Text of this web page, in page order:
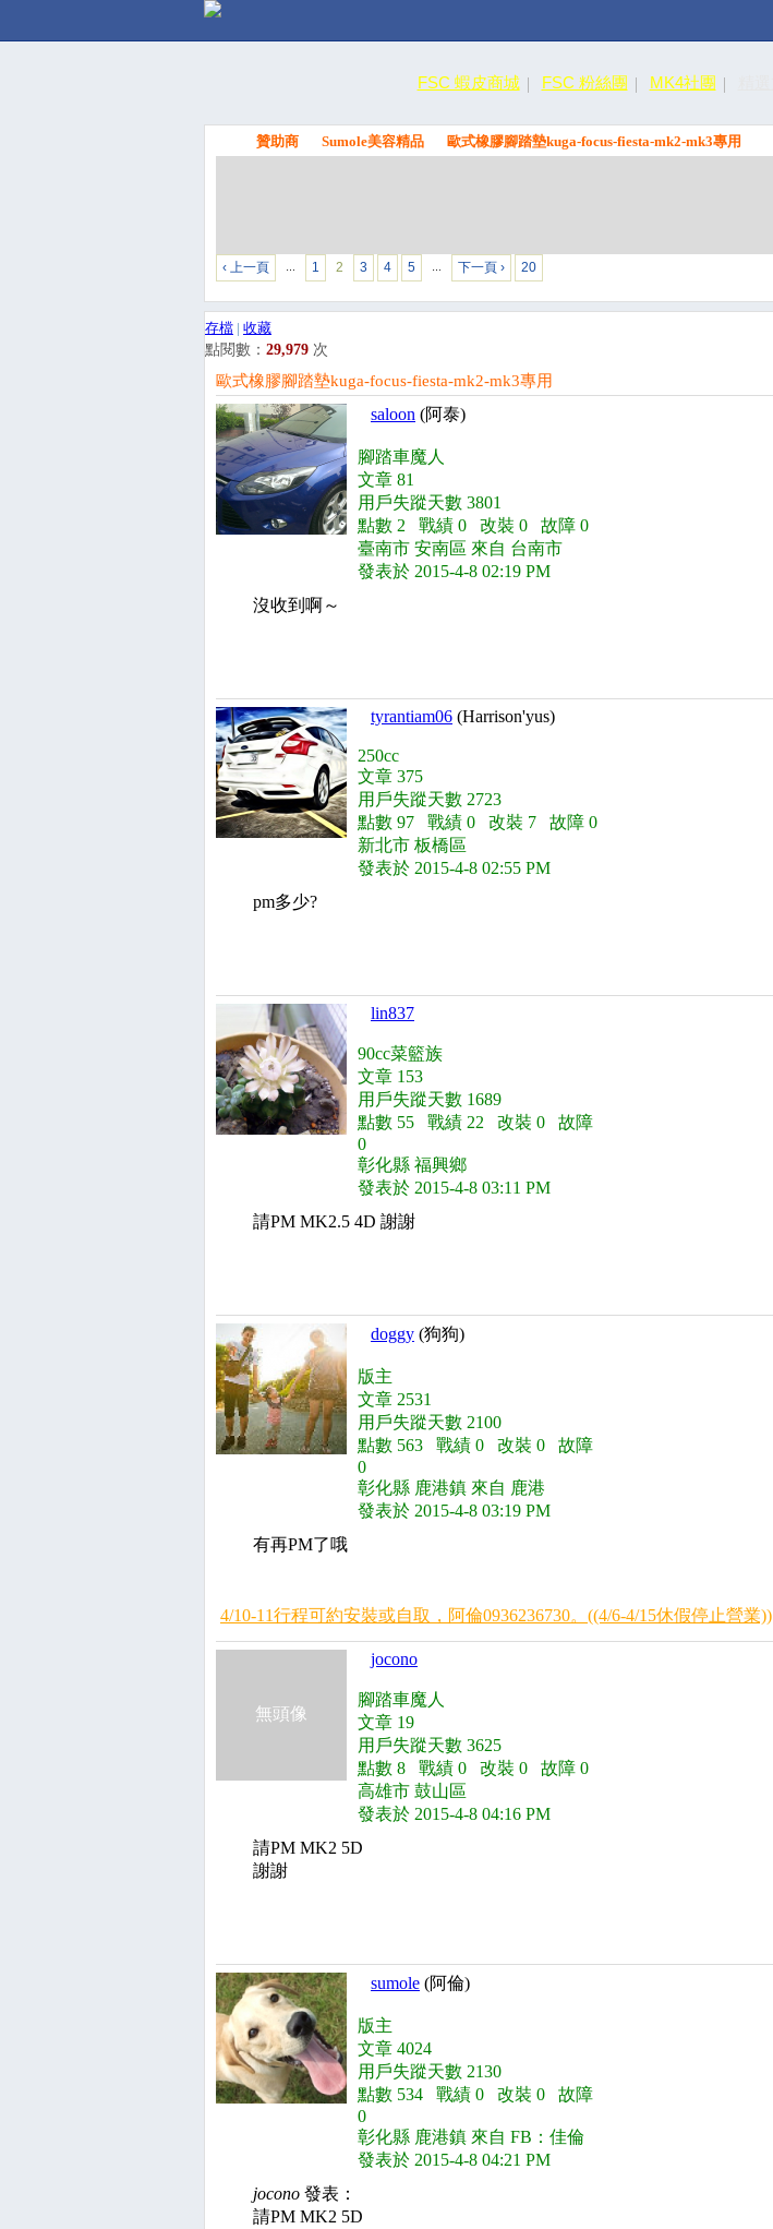
FSC 蝦皮商城 FSC 粉絲團 MK4社團
贊助商 Sumole美容精品 歐式橡膠腳踏墊kuga-focus-fiesta-mk2-mk3專用
‹ 上一頁 … 1 2 3 4 5 … 下一頁 › 20
存檔 | 收藏
點閱數： 29,979 次
歐式橡膠腳踏墊kuga-focus-fiesta-mk2-mk3專用
saloon (阿泰)
腳踏車魔人
文章 81
用戶失蹤天數 3801
點數 2 戰績 0 改裝 0 故障 0
臺南市 安南區 來自 台南市
發表於 2015-4-8 02:19 PM
沒收到啊～
tyrantiam06 (Harrison'yus)
250cc
文章 375
用戶失蹤天數 2723
點數 97 戰績 0 改裝 7 故障 0
新北市 板橋區
發表於 2015-4-8 02:55 PM
pm多少?
lin837
90cc菜籃族
文章 153
用戶失蹤天數 1689
點數 55 戰績 22 改裝 0 故障
0
彰化縣 福興鄉
發表於 2015-4-8 03:11 PM
請PM MK2.5 4D 謝謝
doggy (狗狗)
版主
文章 2531
用戶失蹤天數 2100
點數 563 戰績 0 改裝 0 故障
0
彰化縣 鹿港鎮 來自 鹿港
發表於 2015-4-8 03:19 PM
有再PM了哦
4/10-11行程可約安裝或自取，阿倫0936236730。((4/6-4/15休假停止營業))
無頭像
jocono
腳踏車魔人
文章 19
用戶失蹤天數 3625
點數 8 戰績 0 改裝 0 故障 0
高雄市 鼓山區
發表於 2015-4-8 04:16 PM
請PM MK2 5D
謝謝
sumole (阿倫)
版主
文章 4024
用戶失蹤天數 2130
點數 534 戰績 0 改裝 0 故障
0
彰化縣 鹿港鎮 來自 FB：佳倫
發表於 2015-4-8 04:21 PM
jocono 發表：
請PM MK2 5D